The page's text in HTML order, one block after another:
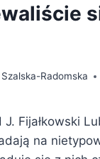
Radomska
Fijałkowski
na